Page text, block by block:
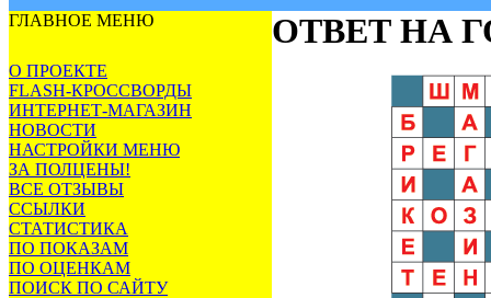
ГЛАВНОЕ МЕНЮ
О ПРОЕКТЕ
FLASH-КРОССВОРДЫ
ИНТЕРНЕТ-МАГАЗИН
НОВОСТИ
НАСТРОЙКИ МЕНЮ
ЗА ПОЛЦЕНЫ!
ВСЕ ОТЗЫВЫ
ССЫЛКИ
СТАТИСТИКА
ПО ПОКАЗАМ
ПО ОЦЕНКАМ
ПОИСК ПО САЙТУ
ОТВЕТ НА